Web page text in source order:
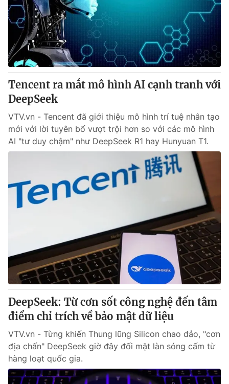
Tencent ra mắt mô hình AI cạnh tranh với
DeepSeek
VTV.vn - Tencent đã giới thiệu mô hình trí tuệ nhân tạo
mới với lời tuyên bố vượt trội hơn so với các mô hình
AI "tư duy chậm" như DeepSeek R1 hay Hunyuan T1.
DeepSeek: Từ cơn sốt công nghệ đến tâm
điểm chỉ trích về bảo mật dữ liệu
VTV.vn - Từng khiến Thung lũng Silicon chao đảo, "cơn
địa chấn" DeepSeek giờ đây đối mặt làn sóng cấm từ
hàng loạt quốc gia.